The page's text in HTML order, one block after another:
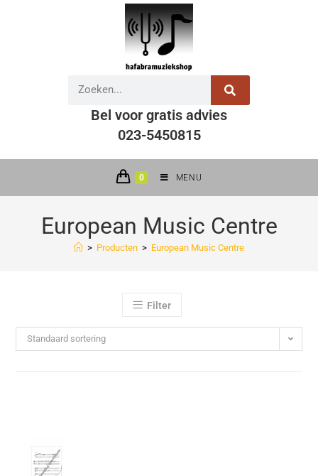
Bel voor gratis advies
023-5450815
0 MENU
European Music Centre
> Producten > European Music Centre
Filter
Standaard sortering